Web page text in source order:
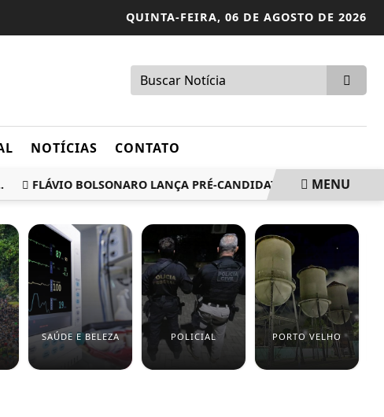
QUINTA-FEIRA, 06 DE AGOSTO DE 2026
NOTÍCIAS CONTATO
FLÁVIO BOLSONARO LANÇA PRÉ-CANDIDATURA DE MARCOS
MENU
SAÚDE E BELEZA POLICIAL PORTO VELHO